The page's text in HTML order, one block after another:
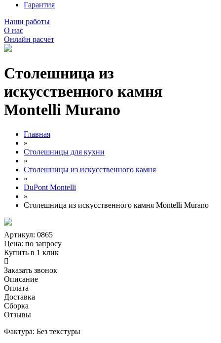
Гарантия
Наши работы
О нас
Онлайн расчет
Столешница из
искусственного камня
Montelli Murano
Главная
»
Столешницы для кухни
»
Столешницы из искусственного камня
»
DuPont Montelli
»
Столешница из искусственного камня Montelli Murano
Артикул: 0865
Цена: по запросу
Купить в 1 клик
Заказать звонок
Описание
Оплата
Доставка
Сборка
Отзывы
Фактура: Без текстуры